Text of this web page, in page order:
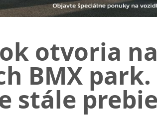
otvoria
BMX
stále